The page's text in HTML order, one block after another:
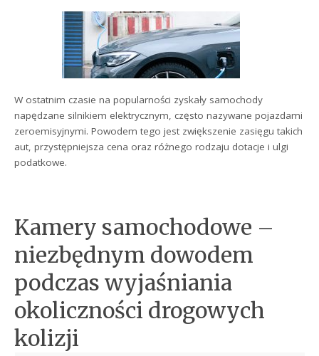
W ostatnim czasie na popularności zyskały samochody
napędzane silnikiem elektrycznym, często nazywane pojazdami
zeroemisyjnymi. Powodem tego jest zwiększenie zasięgu takich
aut, przystępniejsza cena oraz różnego rodzaju dotacje i ulgi
podatkowe.
Kamery samochodowe –
niezbędnym dowodem
podczas wyjaśniania
okoliczności drogowych
kolizji